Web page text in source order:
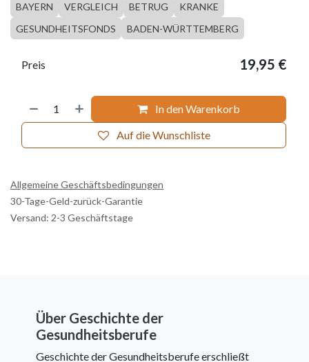
BAYERN VERGLEICH BETRUG
KRANKE
GESUNDHEITSFONDS
BADEN-WÜRTTEMBERG
In den Warenkorb
Auf die Wunschliste
Preis 19,95 €
Allgemeine Geschäftsbedingungen
30-Tage-Geld-zurück-Garantie
Versand: 2-3 Geschäftstage
Über Geschichte der
Gesundheitsberufe
Geschichte der Gesundheitsberufe erschließt